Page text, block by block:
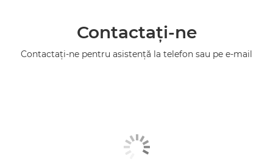
Contactaţi-ne
Contactaţi-ne pentru asistenţă la telefon sau pe e-mail